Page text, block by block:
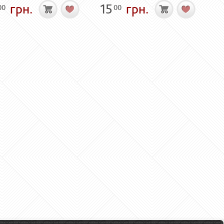
грн. 15 00 грн.